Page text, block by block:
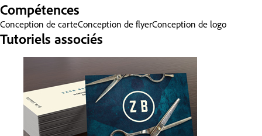
Compétences
Conception de carteConception de flyerConception de logo
Tutoriels associés